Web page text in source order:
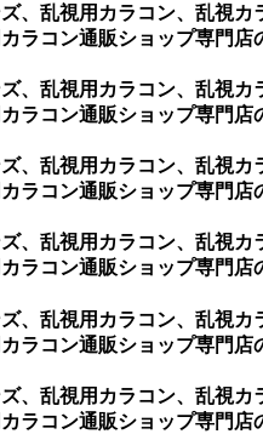
乱視用カラコン、乱視
ラコン通販ショップ専門
乱視用カラコン、乱視
ラコン通販ショップ専門店
乱視用カラコン、乱視
ラコン通販ショップ専門店
乱視用カラコン、乱視
ラコン通販ショップ専門店
乱視用カラコン、乱視
ラコン通販ショップ専門店
乱視用カラコン、乱視
ラコン通販ショップ専門店